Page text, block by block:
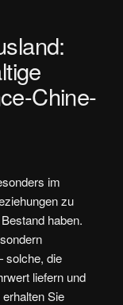
Chine-
im
zu
haben.
solche, die
liefern und
Sie